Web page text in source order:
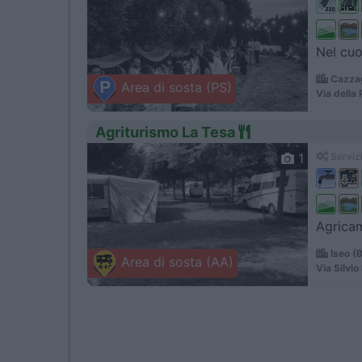
Area di sosta (PS)
Nel
Via della
Agriturismo La Tesa
Area di sosta (AA)
1
Iseo
Via Silvio